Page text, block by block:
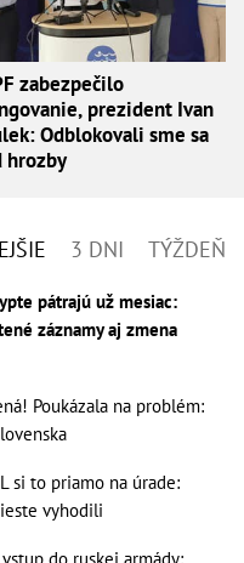
zabezpečilo
prezident Ivan
Odblokovali sme sa
hrozby
3 DNI TÝŽDEŇ
pátrajú už mesiac:
záznamy aj zmena
Poukázala na problém:
si to priamo na úrade:
vyhodili